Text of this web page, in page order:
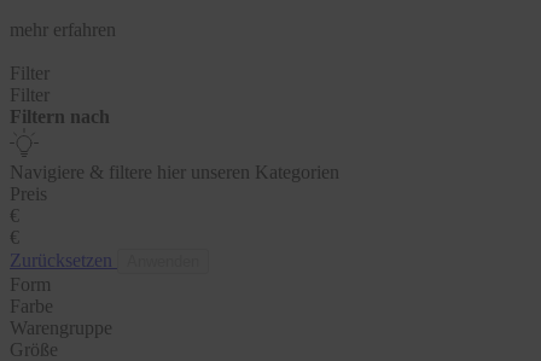
mehr erfahren
Filter
Filter
Filtern nach
Navigiere & filtere hier unseren Kategorien
Preis
€
€
Zurücksetzen
Form
Farbe
Warengruppe
Größe